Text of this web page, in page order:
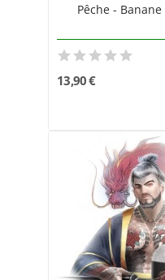
Pêche -
13,90 €